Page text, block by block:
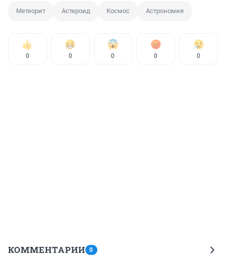
Метеорит Астероид Космос Астрономия
0 0 0 0 0
КОММЕНТАРИИ 0